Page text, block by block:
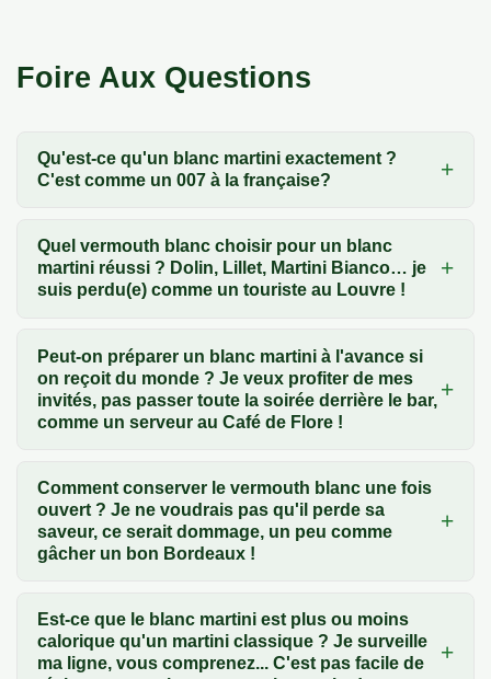
Foire Aux Questions
Qu'est-ce qu'un blanc martini exactement ?
C'est comme un 007 à la française?
Quel vermouth blanc choisir pour un blanc
martini réussi ? Dolin, Lillet, Martini Bianco… je
suis perdu(e) comme un touriste au Louvre !
Peut-on préparer un blanc martini à l'avance si
on reçoit du monde ? Je veux profiter de mes
invités, pas passer toute la soirée derrière le bar,
comme un serveur au Café de Flore !
Comment conserver le vermouth blanc une fois
ouvert ? Je ne voudrais pas qu'il perde sa
saveur, ce serait dommage, un peu comme
gâcher un bon Bordeaux !
Est-ce que le blanc martini est plus ou moins
calorique qu'un martini classique ? Je surveille
ma ligne, vous comprenez... C'est pas facile de